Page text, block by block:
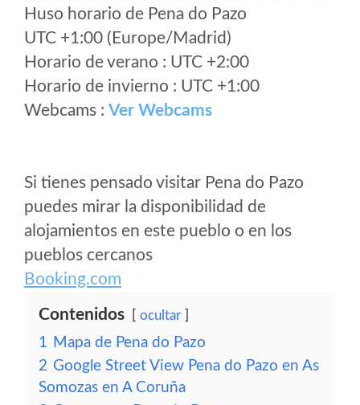
Huso horario de Pena do Pazo
UTC +1:00 (Europe/Madrid)
Horario de verano : UTC +2:00
Horario de invierno : UTC +1:00
Webcams : Ver Webcams
Si tienes pensado visitar Pena do Pazo
puedes mirar la disponibilidad de
alojamientos en este pueblo o en los
pueblos cercanos
Booking.com
Contenidos ocultar
1 Mapa de Pena do Pazo
2 Google Street View Pena do Pazo en As
Somozas en A Coruña